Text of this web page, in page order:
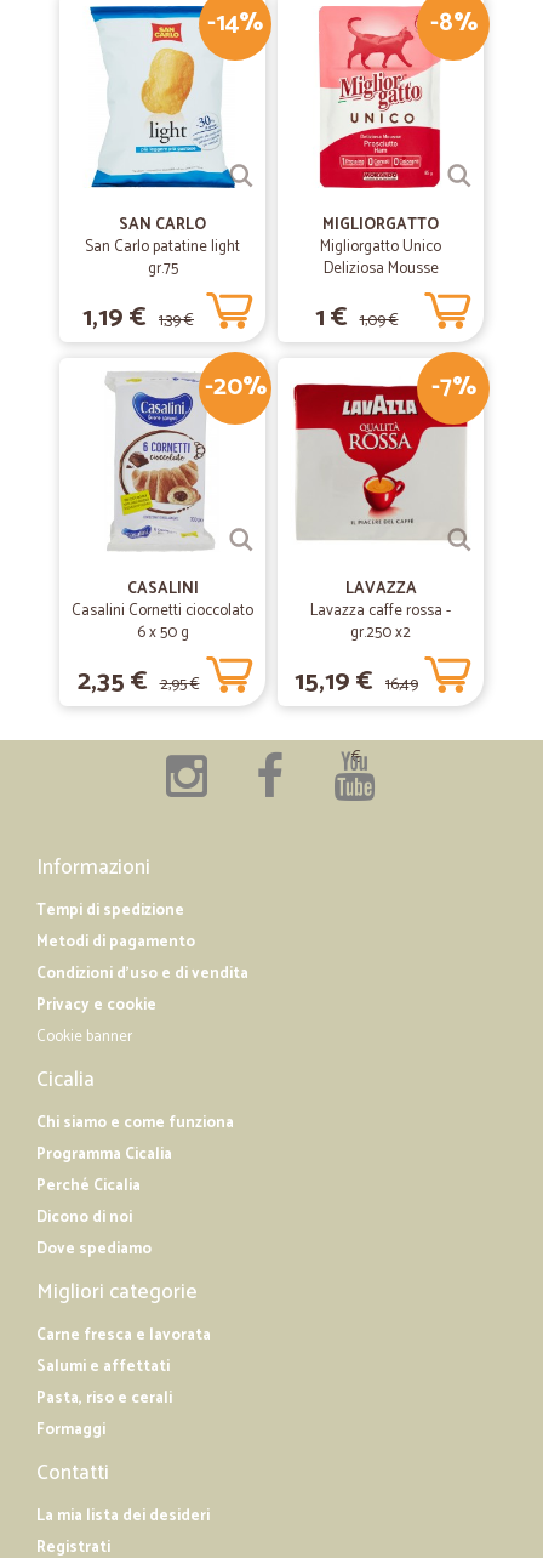
-14%
SAN CARLO
San Carlo patatine light
gr.75
1,19 € 1,39 €
-8%
MIGLIORGATTO
Migliorgatto Unico
Deliziosa Mousse
Prosciutto 85 gr.
1 € 1,09 €
-20%
CASALINI
Casalini Cornetti cioccolato
6 x 50 g
2,35 € 2,95 €
-7%
LAVAZZA
Lavazza caffe rossa -
gr.250 x2
15,19 € 16,49
€
Informazioni
Tempi di spedizione
Metodi di pagamento
Condizioni d'uso e di vendita
Privacy e cookie
Cookie banner
Cicalia
Chi siamo e come funziona
Programma Cicalia
Perché Cicalia
Dicono di noi
Dove spediamo
Migliori categorie
Carne fresca e lavorata
Salumi e affettati
Pasta, riso e cerali
Formaggi
Contatti
La mia lista dei desideri
Registrati